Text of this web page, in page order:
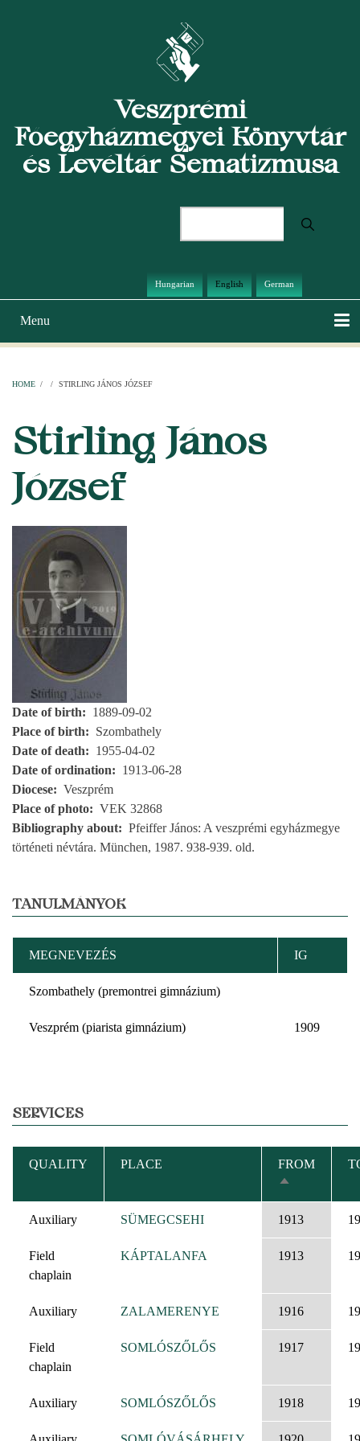
Veszprémi
Főegyházmegyei Könyvtár
és Levéltár Sematizmusa
Hungarian English German
Main
navigation
Menu
HOME / / STIRLING JÁNOS JÓZSEF
Stirling János
József
Date of birth
1889-09-02
Place of birth
Szombathely
Date of death
1955-04-02
Date of ordination
1913-06-28
Diocese
Veszprém
Place of photo
VEK 32868
Bibliography about
Pfeiffer János: A veszprémi egyházmegye
történeti névtára. München, 1987. 938-939. old.
TANULMÁNYOK
MEGNEVEZÉS IG
Szombathely (premontrei gimnázium)
Veszprém (piarista gimnázium) 1909
SERVICES
QUALITY PLACE
FROM
SORT
Auxiliary SÜMEGCSEHI 1913
Field
chaplain
KÁPTALANFA 1913
Auxiliary ZALAMERENYE 1916
Field
chaplain
SOMLÓSZŐLŐS 1917
Auxiliary SOMLÓSZŐLŐS 1918